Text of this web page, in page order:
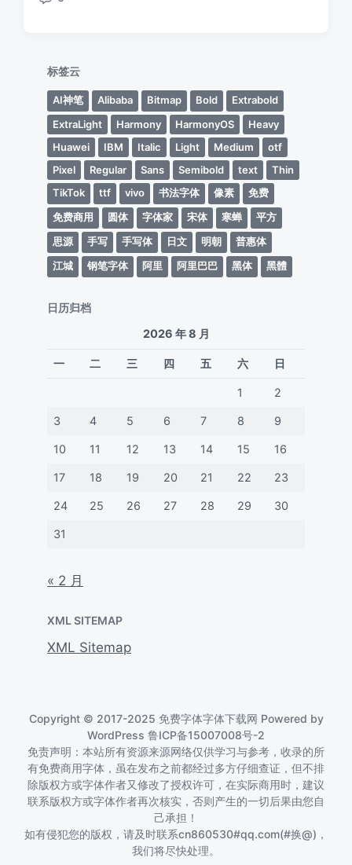
评
标签云
AI神笔 Alibaba Bitmap Bold
Extrabold
ExtraLight
Harmony HarmonyOS
Heavy
Huawei
IBM Italic Light Medium
otf
Pixel
Regular Sans Semibold text
Thin
TikTok
ttf vivo 书法字体 像素
免费
免费商用
圆体 字体家 宋体 寒蝉
平方
思源
手写 手写体 日文 明朝
普惠体
江城
钢笔字体 阿里 阿里巴巴 黑体 黑體
日历归档
2026 年 8 月
一 二 三 四 五 六 日
1 2
3 4 5 6 7 8 9
10 11 12 13 14 15 16
17 18 19 20 21 22 23
24 25 26 27 28 29 30
31
« 2 月
XML SITEMAP
XML Sitemap
Copyright © 2017-2025 免费字体字体下载网 Powered by
WordPress 鲁ICP备15007008号-2
免责声明：本站所有资源来源网络仅供学习与参考，收录的所
有免费商用字体，虽在发布之前都经过多方仔细查证，但不排
除版权方或字体作者又修改了授权许可，在实际商用时，建议
联系版权方或字体作者再次核实，否则产生的一切后果由您自
己承担！
如有侵犯您的版权，请及时联系cn860530#qq.com(#换@)，
我们将尽快处理。